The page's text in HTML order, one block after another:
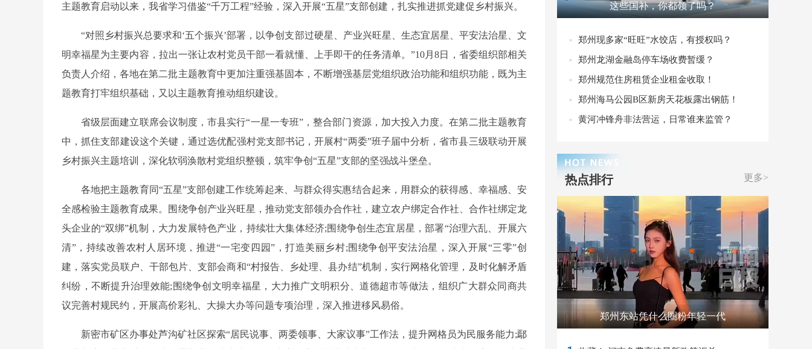
主题教育启动以来，我省学习借鉴“千万工程”经验，深入开展“五星”支部创建，扎实推进抓党建促乡村振兴。
“对照乡村振兴总要求和‘五个振兴’部署，以争创支部过硬星、产业兴旺星、生态宜居星、平安法治星、文
明幸福星为主要内容，拉出一张让农村党员干部一看就懂、上手即干的任务清单。”10月8日，省委组织部相关
负责人介绍，各地在第二批主题教育中更加注重强基固本，不断增强基层党组织政治功能和组织功能，既为主
题教育打牢组织基础，又以主题教育推动组织建设。
省级层面建立联席会议制度，市县实行“一星一专班”，整合部门资源，加大投入力度。在第二批主题教育
中，抓住支部建设这个关键，通过选优配强村党支部书记，开展村“两委”班子届中分析，省市县三级联动开展
乡村振兴主题培训，深化软弱涣散村党组织整顿，筑牢争创“五星”支部的坚强战斗堡垒。
各地把主题教育同“五星”支部创建工作统筹起来、与群众得实惠结合起来，用群众的获得感、幸福感、安
全感检验主题教育成果。围绕争创产业兴旺星，推动党支部领办合作社，建立农户绑定合作社、合作社绑定龙
头企业的“双绑”机制，大力发展特色产业，持续壮大集体经济;围绕争创生态宜居星，部署“治理六乱、开展六
清”，持续改善农村人居环境，推进“一宅变四园”，打造美丽乡村;围绕争创平安法治星，深入开展“三零”创
建，落实党员联户、干部包片、支部会商和“村报告、乡处理、县办结”机制，实行网格化管理，及时化解矛盾
纠纷，不断提升治理效能;围绕争创文明幸福星，大力推广文明积分、道德超市等做法，组织广大群众同商共
议完善村规民约，开展高价彩礼、大操大办等问题专项治理，深入推进移风易俗。
新密市矿区办事处芦沟矿社区探索“居民说事、两委领事、大家议事”工作法，提升网格员为民服务能力;鄢
这些国补，你都领了吗？
郑州现多家“旺旺”水饺店，有授权吗？
郑州龙湖金融岛停车场收费暂缓？
郑州规范住房租赁企业租金收取！
郑州海马公园B区新房天花板露出钢筋！
黄河冲锋舟非法营运，日常谁来监管？
更多>
热点排行
郑州东站凭什么圈粉年轻一代